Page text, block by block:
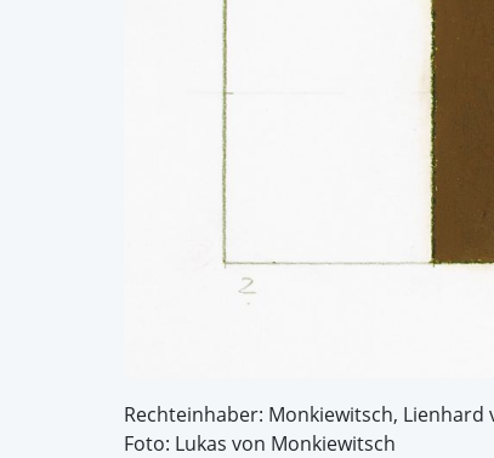
Rechteinhaber: Monkiewitsch, Lienhard
Foto: Lukas von Monkiewitsch